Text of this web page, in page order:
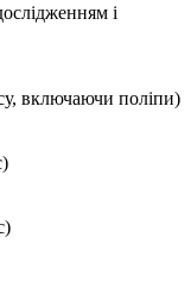
і
включаючи поліпи)